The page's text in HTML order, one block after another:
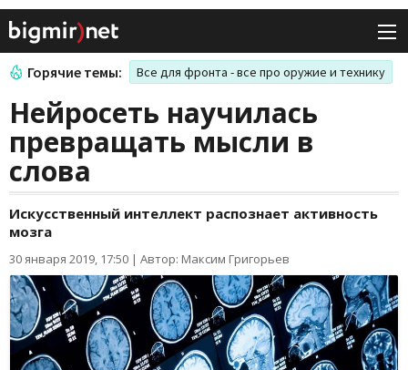
Горячие темы: Все для фронта - все про оружие и технику
Нейросеть научилась
превращать мысли в
слова
Искусственный интеллект распознает активность
мозга
30 января 2019, 17:50 | Автор: Максим Григорьев